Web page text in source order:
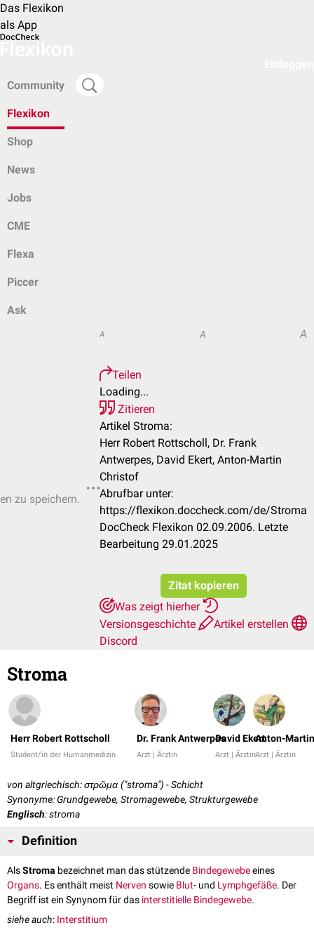
Das Flexikon
als App
Community
Flexikon
Shop
News
Jobs
CME
Flexa
Piccer
Ask
zu speichern.
A A A
Teilen
Loading...
Zitieren
Artikel Stroma:
Herr Robert Rottscholl, Dr. Frank
Antwerpes, David Ekert, Anton-Martin
Christof
Abrufbar unter:
https://flexikon.doccheck.com/de/Stroma
DocCheck Flexikon 02.09.2006. Letzte
Bearbeitung 29.01.2025
Zitat kopieren
Was zeigt hierher
Versionsgeschichte
Artikel erstellen
Discord
Stroma
Herr Robert Rottscholl
Student/in der Humanmedizin
Dr. Frank Antwerpes
Arzt | Ärztin
David Ekert
Arzt | Ärztin
Anton-
Arzt | Ärztin
von altgriechisch: στρῶμα ("stroma") - Schicht
Synonyme: Grundgewebe, Stromagewebe, Strukturgewebe
Englisch: stroma
Definition
AlsStroma bezeichnet man das stützende Bindegewebeeines
Organs. Es enthält meist Nerven sowie Blut- und Lymphgefäße. Der
Begriff ist ein Synynom für das interstitielle Bindegewebe.
siehe auch: Interstitium